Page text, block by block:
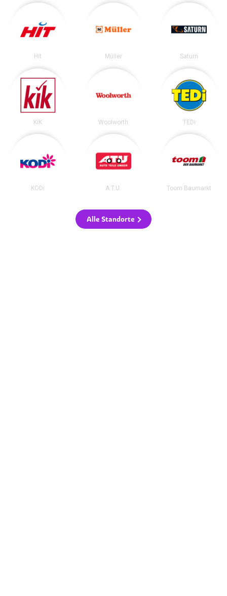
Hit Müller Saturn
KiK Woolworth TEDi
KODi A.T.U. Toom Baumarkt
Alle Standorte